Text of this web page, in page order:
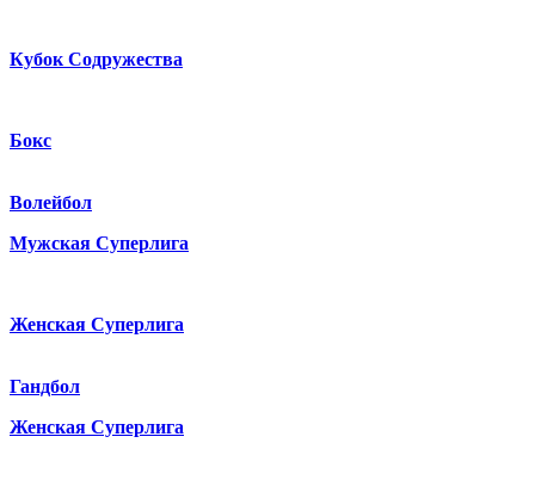
Кубок Содружества
Бокс
Волейбол
Мужская Суперлига
Женская Суперлига
Гандбол
Женская Суперлига